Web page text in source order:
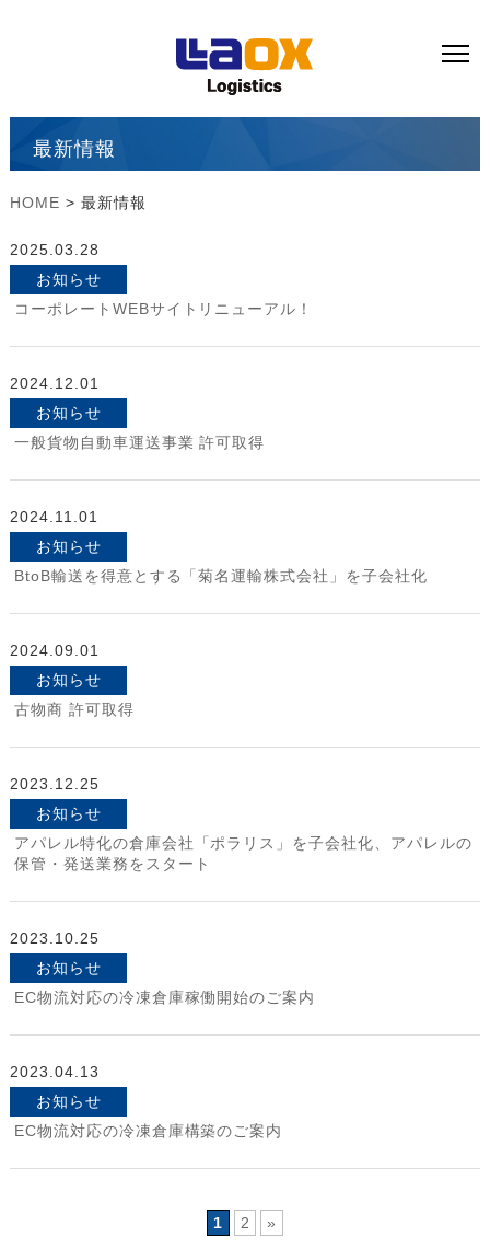
最新情報
HOME > 最新情報
2025.03.28
お知らせ
コーポレートWEBサイトリニューアル！
2024.12.01
お知らせ
一般貨物自動車運送事業 許可取得
2024.11.01
お知らせ
BtoB輸送を得意とする「菊名運輸株式会社」を子会社化
2024.09.01
お知らせ
古物商 許可取得
2023.12.25
お知らせ
アパレル特化の倉庫会社「ポラリス」を子会社化、アパレルの
保管・発送業務をスタート
2023.10.25
お知らせ
EC物流対応の冷凍倉庫稼働開始のご案内
2023.04.13
お知らせ
EC物流対応の冷凍倉庫構築のご案内
1 2 »